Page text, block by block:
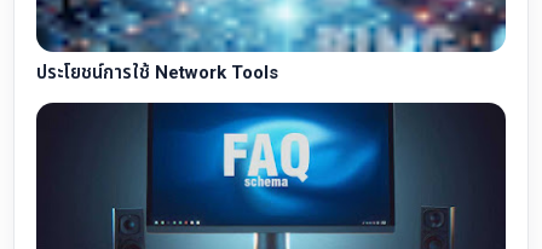
ประโยชน์การใช้ Network Tools